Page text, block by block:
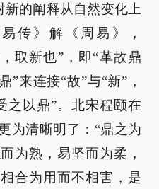
新的阐释从自然变化上
传》解《周易》，
取新也”，即“革故鼎
”来连接“故”与“新”，
之以鼎”。北宋程颐在
为清晰明了：“鼎之为
为熟，易坚而为柔，
合为用而不相害，是